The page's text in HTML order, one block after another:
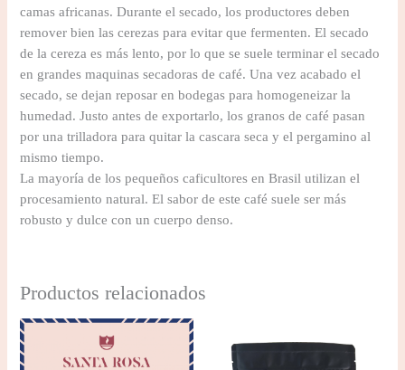
camas africanas. Durante el secado, los productores deben
remover bien las cerezas para evitar que fermenten. El secado
de la cereza es más lento, por lo que se suele terminar el secado
en grandes maquinas secadoras de café. Una vez acabado el
secado, se dejan reposar en bodegas para homogeneizar la
humedad. Justo antes de exportarlo, los granos de café pasan
por una trilladora para quitar la cascara seca y el pergamino al
mismo tiempo.
La mayoría de los pequeños caficultores en Brasil utilizan el
procesamiento natural. El sabor de este café suele ser más
robusto y dulce con un cuerpo denso.
Productos relacionados